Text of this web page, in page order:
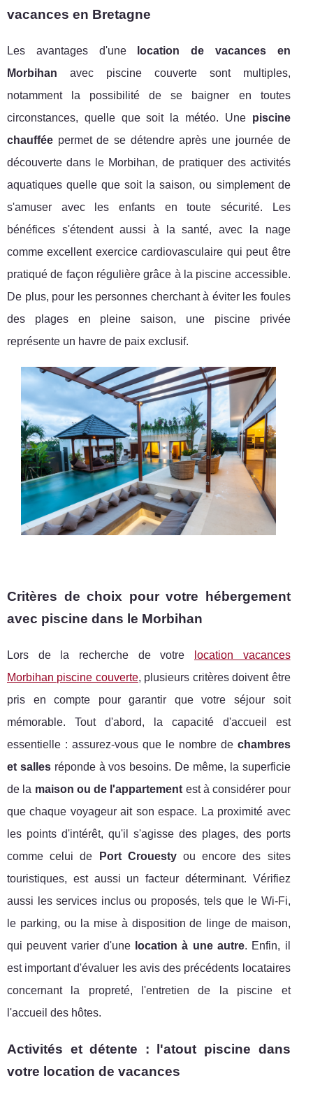
vacances en Bretagne
Les avantages d'une
location de vacances en
Morbihan avec piscine couverte sont multiples,
notamment la possibilité de se baigner en toutes
circonstances, quelle que soit la météo. Une piscine
chauffée permet de se détendre après une journée de
découverte dans le Morbihan, de pratiquer des activités
aquatiques quelle que soit la saison, ou simplement de
s'amuser avec les enfants en toute sécurité. Les
bénéfices s'étendent aussi à la santé, avec la nage
comme excellent exercice cardiovasculaire qui peut être
pratiqué de façon régulière grâce à la piscine accessible.
De plus, pour les personnes cherchant à éviter les foules
des plages en pleine saison, une piscine privée
représente un havre de paix exclusif.
Critères de choix pour votre hébergement
avec piscine dans le Morbihan
Lors de la recherche de votre
location vacances
Morbihan piscine couverte, plusieurs critères doivent être
pris en compte pour garantir que votre séjour soit
mémorable. Tout d'abord, la capacité d'accueil est
essentielle : assurez-vous que le nombre de chambres
et sallesréponde à vos besoins. De même, la superficie
de la maison ou de l'appartement est à considérer pour
que chaque voyageur ait son espace. La proximité avec
les points d'intérêt, qu'il s'agisse des plages, des ports
comme celui de
Port Crouestyou encore des sites
touristiques, est aussi un facteur déterminant. Vérifiez
aussi les services inclus ou proposés, tels que le Wi-Fi,
le parking, ou la mise à disposition de linge de maison,
qui peuvent varier d'une location à une autre. Enfin, il
est important d'évaluer les avis des précédents locataires
concernant la propreté, l'entretien de la piscine et
l'accueil des hôtes.
Activités et détente : l'atout piscine dans
votre location de vacances